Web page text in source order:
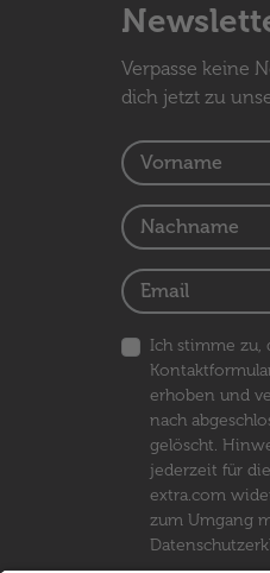
Verpasse keine
dich jetzt zu
Ich stimme zu,
erhoben und
nach
gelöscht.
jederzeit für
extra.com
zum Umgang